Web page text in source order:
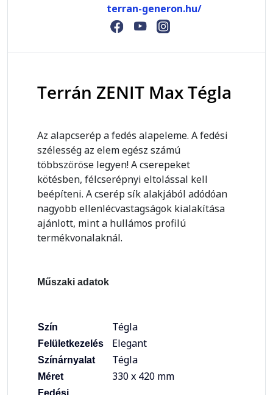
terran-generon.hu/
Terrán ZENIT Max Tégla
Az alapcserép a fedés alapeleme. A fedési
szélesség az elem egész számú
többszöröse legyen! A cserepeket
kötésben, félcserépnyi eltolással kell
beépíteni. A cserép sík alakjából adódóan
nagyobb ellenlécvastagságok kialakítása
ajánlott, mint a hullámos profilú
termékvonalaknál.
Műszaki adatok
Szín Tégla
Felületkezelés Elegant
Színárnyalat Tégla
Méret 330 x 420 mm
Fedési